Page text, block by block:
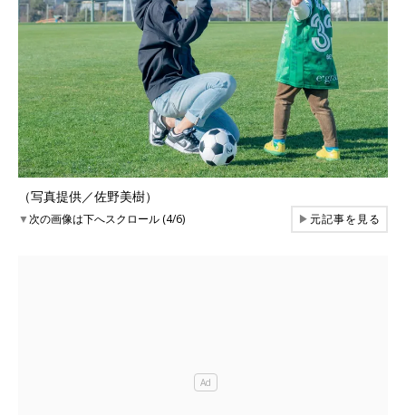
（写真提供／佐野美樹）
▼次の画像は下へスクロール (4/6) ▶元記事を見る